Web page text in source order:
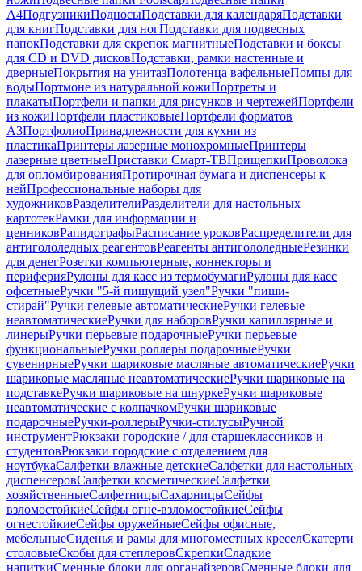
А4ПодгузникиПодносыПодставки для календаряПодставки
для книгПодставки для ногПодставки для подвесных
папокПодставки для скрепок магнитныеПодставки и боксы
для CD и DVD дисковПодставки, рамки настенные и
дверныеПокрытия на унитазПолотенца вафельныеПомпы для
водыПортмоне из натуральной кожиПортреты и
плакатыПортфели и папки для рисунков и чертежейПортфели
из кожиПортфели пластиковыеПортфели форматов
А3ПортфолиоПринадлежности для кухни из
пластикаПринтеры лазерные монохромныеПринтеры
лазерные цветныеПриставки Смарт-ТВПрищепкиПроволока
для опломбированияПротирочная бумага и диспенсеры к
нейПрофессиональные наборы для
художниковРазделителиРазделители для настольных
картотекРамки для информации и
ценниковРапидографыРасписание уроковРаспределители для
антигололедных реагентовРеагенты антигололедныеРезинки
для денегРозетки компьютерные, коннекторы и
периферияРулоны для касс из термобумагиРулоны для касс
офсетныеРучки "5-й пишущий узел"Ручки "пиши-
стирай"Ручки гелевые автоматическиеРучки гелевые
неавтоматическиеРучки для наборовРучки капиллярные и
линерыРучки перьевые подарочныеРучки перьевые
функциональныеРучки роллеры подарочныеРучки
сувенирныеРучки шариковые масляные автоматическиеРучки
шариковые масляные неавтоматическиеРучки шариковые на
подставкеРучки шариковые на шнуркеРучки шариковые
неавтоматические с колпачкомРучки шариковые
подарочныеРучки-роллерыРучки-стилусыРучной
инструментРюкзаки городские / для старшеклассников и
студентовРюкзаки городские с отделением для
ноутбукаСалфетки влажные детскиеСалфетки для настольных
диспенсеровСалфетки косметическиеСалфетки
хозяйственныеСалфетницыСахарницыСейфы
взломостойкиеСейфы огне-взломостойкиеСейфы
огнестойкиеСейфы оружейныеСейфы офисные,
мебельныеСиденья и рамы для многоместных креселСкатерти
столовыеСкобы для степлеровСкрепкиСладкие
напиткиСменные блоки для органайзеровСменные блоки для